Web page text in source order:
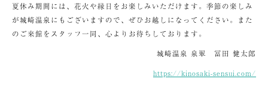
夏休み期間には、花火や縁日をお楽しみいただけます。季節の楽しみ
が城崎温泉にもございますので、ぜひお越しになってください。また
のご来館をスタッフ一同、心よりお待ちしております。
城崎温泉 泉翠 冨田 健太郎
https://kinosaki-sensui.com/